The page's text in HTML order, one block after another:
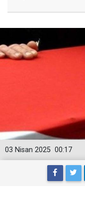
00:17
03 Nisan 2025